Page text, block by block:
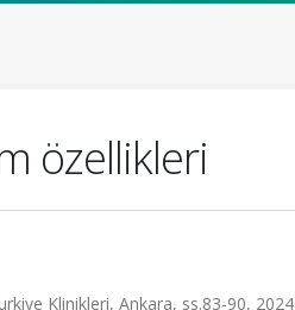
özellikleri
Klinikleri, Ankara, ss.83-90, 2024